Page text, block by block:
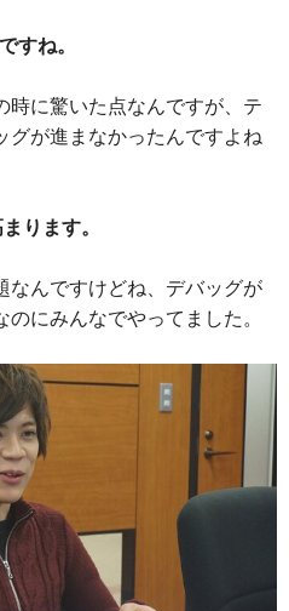
すね。
に驚いた点なんですが、テ
グが進まなかったんですよね
ります。
なんですけどね、デバッグが
にみんなでやってました。